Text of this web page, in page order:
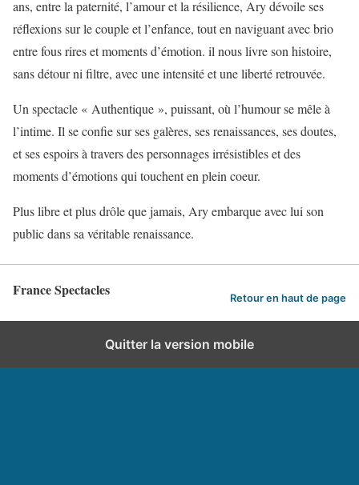
ans, entre la paternité, l’amour et la résilience, Ary dévoile ses
réflexions sur le couple et l’enfance, tout en naviguant avec brio
entre fous rires et moments d’émotion. il nous livre son histoire,
sans détour ni filtre, avec une intensité et une liberté retrouvée.
Un spectacle « Authentique », puissant, où l’humour se mêle à
l’intime. Il se confie sur ses galères, ses renaissances, ses doutes,
et ses espoirs à travers des personnages irrésistibles et des
moments d’émotions qui touchent en plein coeur.
Plus libre et plus drôle que jamais, Ary embarque avec lui son
public dans sa véritable renaissance.
France Spectacles Retour en haut de page
Quitter la version mobile